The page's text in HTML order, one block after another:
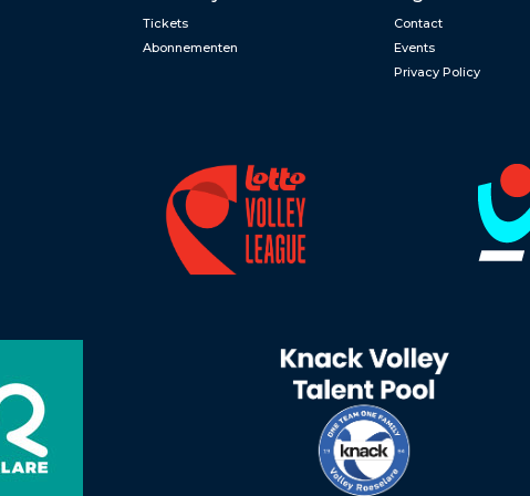
Tickets
Abonnementen
Contact
Events
Privacy Policy